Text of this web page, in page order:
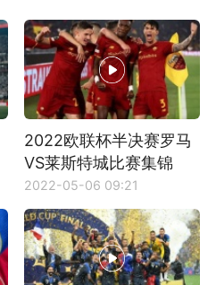
2022欧联杯半决赛罗马
VS莱斯特城比赛集锦
2022-05-06 09:21